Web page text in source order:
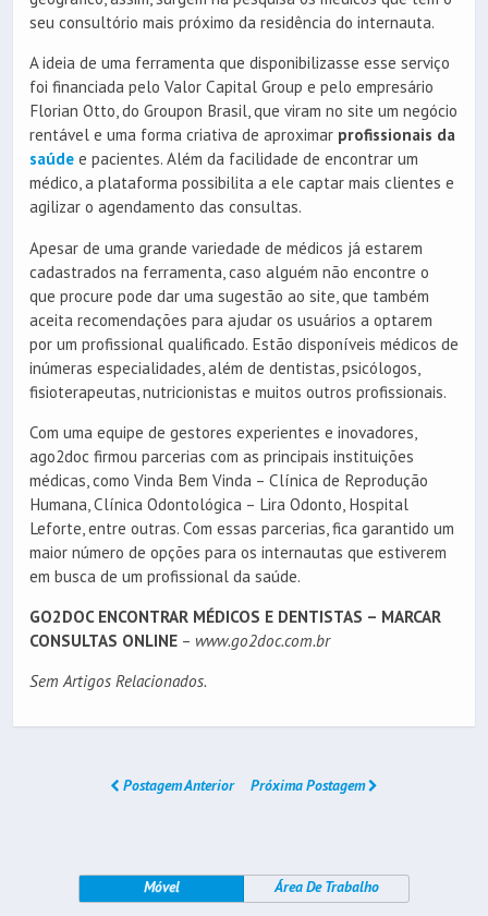
seu consultório mais próximo da residência do internauta.
A ideia de uma ferramenta que disponibilizasse esse serviço
foi financiada pelo Valor Capital Group e pelo empresário
Florian Otto, do Groupon Brasil, que viram no site um negócio
rentável e uma forma criativa de aproximar profissionais da
saúde e pacientes. Além da facilidade de encontrar um
médico, a plataforma possibilita a ele captar mais clientes e
agilizar o agendamento das consultas.
Apesar de uma grande variedade de médicos já estarem
cadastrados na ferramenta, caso alguém não encontre o
que procure pode dar uma sugestão ao site, que também
aceita recomendações para ajudar os usuários a optarem
por um profissional qualificado. Estão disponíveis médicos de
inúmeras especialidades, além de dentistas, psicólogos,
fisioterapeutas, nutricionistas e muitos outros profissionais.
Com uma equipe de gestores experientes e inovadores,
ago2doc firmou parcerias com as principais instituições
médicas, como Vinda Bem Vinda – Clínica de Reprodução
Humana, Clínica Odontológica – Lira Odonto, Hospital
Leforte, entre outras. Com essas parcerias, fica garantido um
maior número de opções para os internautas que estiverem
em busca de um profissional da saúde.
GO2DOC ENCONTRAR MÉDICOS E DENTISTAS – MARCAR
CONSULTAS ONLINE – www.go2doc.com.br
Sem Artigos Relacionados.
Postagem Anterior Próxima Postagem
Móvel Área De Trabalho